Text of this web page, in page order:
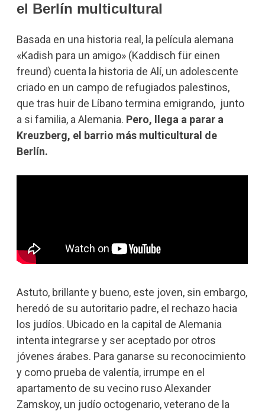
el Berlín multicultural
Basada en una historia real, la película alemana
«Kadish para un amigo» (Kaddisch für einen
freund) cuenta la historia de Alí, un adolescente
criado en un campo de refugiados palestinos,
que tras huir de Líbano termina emigrando, junto
a si familia, a Alemania. Pero, llega a parar a
Kreuzberg, el barrio más multicultural de
Berlín.
Astuto, brillante y bueno, este joven, sin embargo,
heredó de su autoritario padre, el rechazo hacia
los judíos. Ubicado en la capital de Alemania
intenta integrarse y ser aceptado por otros
jóvenes árabes. Para ganarse su reconocimiento
y como prueba de valentía, irrumpe en el
apartamento de su vecino ruso Alexander
Zamskoy, un judío octogenario, veterano de la